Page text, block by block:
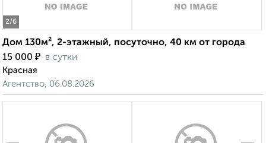
2/6
Дом 130м², 2-этажный, посуточно, 40 км от города
15 000 ₽ в сутки
Красная
Агентство, 06.08.2026